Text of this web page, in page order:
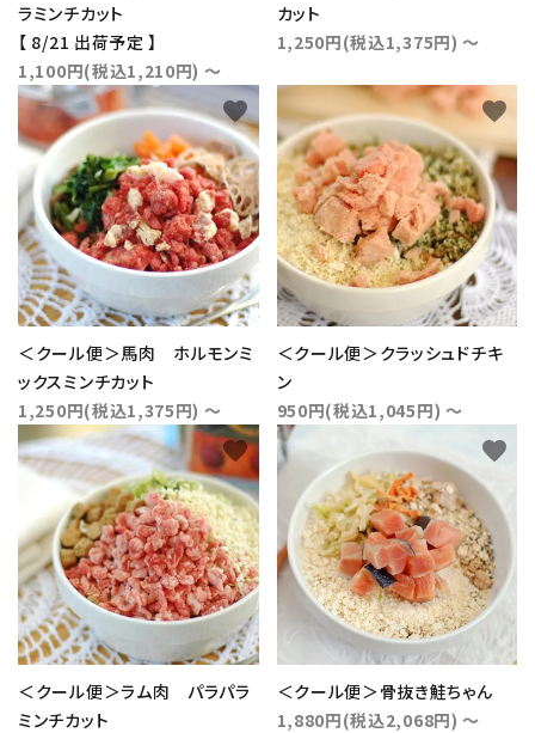
ラミンチカット
【 8/21 出荷予定 】
1,100円(税込1,210円) ～
カット
1,250円(税込1,375円) ～
＜クール便＞馬肉 ホルモンミ
ックスミンチカット
1,250円(税込1,375円) ～
favorite
＜クール便＞クラッシュドチキ
ン
950円(税込1,045円) ～
favorite
＜クール便＞ラム肉 パラパラ
ミンチカット
favorite
＜クール便＞骨抜き鮭ちゃん
1,880円(税込2,068円) ～
favorite
キーワード
カテゴリー
close